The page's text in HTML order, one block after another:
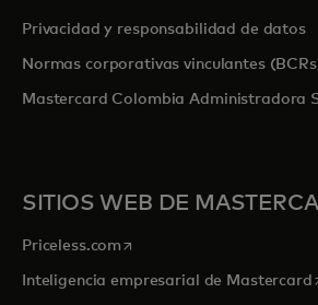
Privacidad y responsabilidad de datos
Normas corporativas vinculantes
Mastercard Colombia Administradora
SITIOS WEB DE
Priceless.com se abre en una pestaña
Inteligencia empresarial de Mastercard